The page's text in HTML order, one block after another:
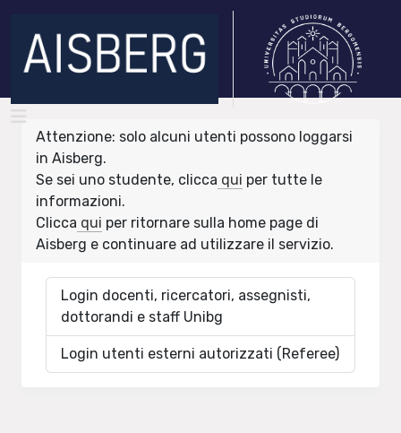
Attenzione: solo alcuni utenti possono loggarsi
in Aisberg.
Se sei uno studente, clicca qui per tutte le
informazioni.
Clicca qui per ritornare sulla home page di
Aisberg e continuare ad utilizzare il servizio.
Login docenti, ricercatori, assegnisti,
dottorandi e staff Unibg
Login utenti esterni autorizzati (Referee)